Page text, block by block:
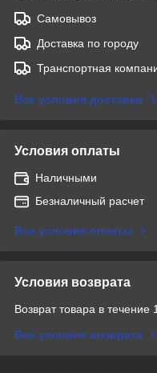
Самовывоз
Доставка по городу
Транспортная
Все условия доставки
Условия оплаты
Наличными
Безналичный расчет
Все условия оплаты
Условия возврата
Возврат товара в течение
Все условия возврата